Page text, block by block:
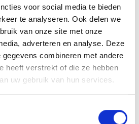
voor social media te bieden
te analyseren. Ook delen we
van onze site met onze
adverteren en analyse. Deze
combineren met andere
heeft verstrekt of die ze hebben
uw gebruik van hun services.